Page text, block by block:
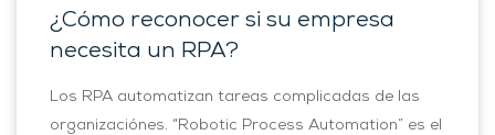
¿Cómo reconocer si su empresa
necesita un RPA?
Los RPA automatizan tareas complicadas de las
organizaciónes. “Robotic Process Automation” es el